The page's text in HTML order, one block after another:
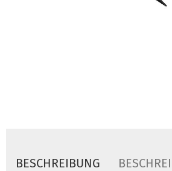
BESCHREIBUNG